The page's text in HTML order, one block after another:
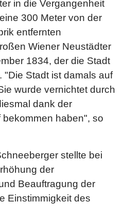
in die Vergangenheit
300 Meter von der
entfernten
Wiener Neustädter
1834, der die Stadt
Stadt ist damals auf
wurde vernichtet durch
dank der
haben", so
stellte bei
der
Beauftragung der
Einstimmigkeit des